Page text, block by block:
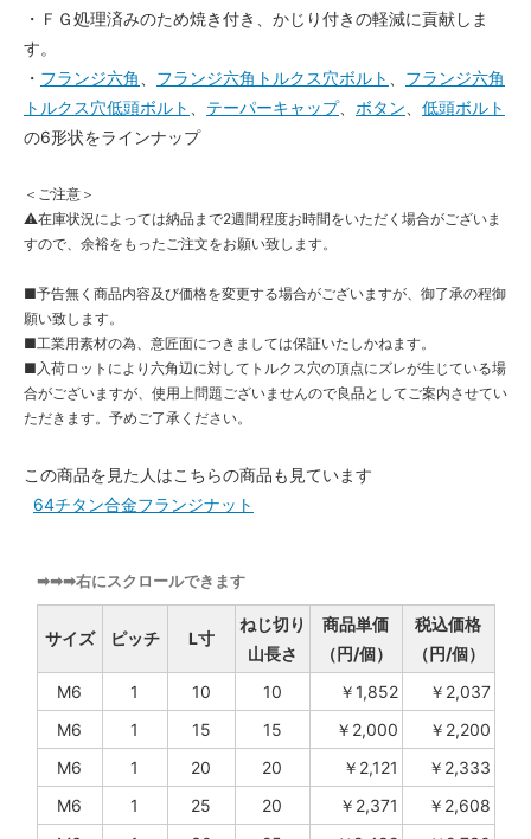
・ＦＧ処理済みのため焼き付き、かじり付きの軽減に貢献しま
す。
・ フランジ六角 フランジ六角トルクス穴ボルト
フランジ六角
トルクス穴低頭ボルト
テーパーキャップ、 ボタン
低頭ボルト
の6形状をラインナップ
＜ご注意＞
⚠在庫状況によっては納品まで2週間程度お時間をいただく場合がございま
すので、余裕をもったご注文をお願い致します。
■予告無く商品内容及び価格を変更する場合がございますが、御了承の程御
願い致します。
■工業用素材の為、意匠面につきましては保証いたしかねます。
■入荷ロットにより六角辺に対してトルクス穴の頂点にズレが生じている場
合がございますが、使用上問題ございませんので良品としてご案内させてい
ただきます。予めご了承ください。
この商品を見た人はこちらの商品も見ています
64チタン合金フランジナット
➡➡➡右にスクロールできます
サイズ ピッチ L寸
ねじ切り
山長さ
商品単価
（円/個）
税込価格
（円/個）
M6
1 10 10 ￥1,852
￥2,037
M6
1 15 15 ￥2,000
￥2,200
M6
1 20 20 ￥2,121
￥2,333
M6
1 25 20 ￥2,371
￥2,608